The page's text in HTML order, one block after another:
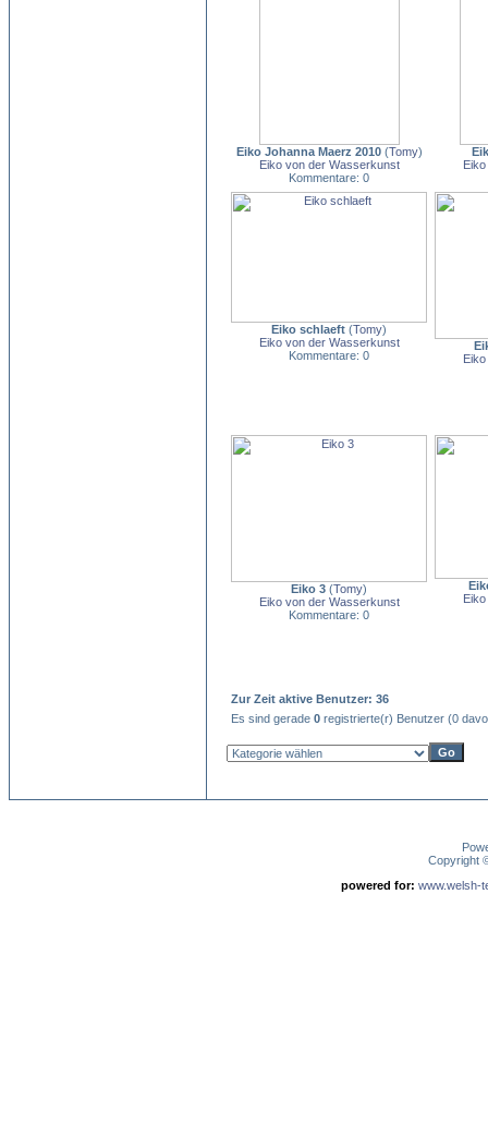
Eiko Johanna Maerz 2010(Tomy)
Eiko von der Wasserkunst
Kommentare: 0
Eiko schlaeft (Tomy)
Eiko von der Wasserkunst
Kommentare: 0
Eiko 3 (Tomy)
Eiko von der Wasserkunst
Kommentare: 0
Zur Zeit aktive Benutzer: 36
Es sind gerade 0 registrierte(r) Benutzer (0
Copyright
powered for: www.welsh-